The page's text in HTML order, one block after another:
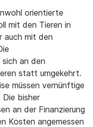
orientierte
mit den Tieren in
auch mit den
sich an den
statt umgekehrt.
müssen vernünftige
Die bisher
an der Finanzierung
Kosten angemessen